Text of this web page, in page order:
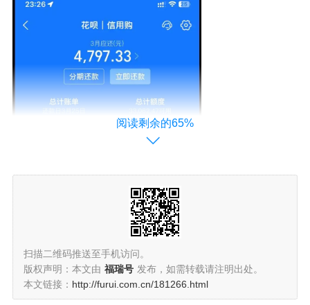
阅读剩余的65%
扫描二维码推送至手机访问。
版权声明：本文由 福瑞号 发布，如需转载请注明出处。
本文链接： http://furui.com.cn/181266.html